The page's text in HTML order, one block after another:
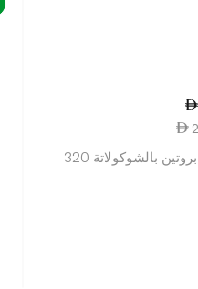
ندى حليب بروتين بالشوكولاتة 320